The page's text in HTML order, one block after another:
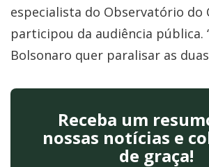
especialista do Observatório do
participou da audiência pública.
Bolsonaro quer paralisar as
Receba um
nossas notícias e
de graça!